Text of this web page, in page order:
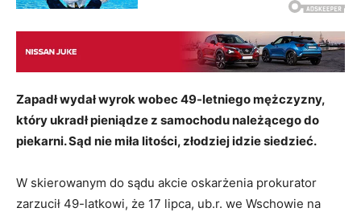
Zapadł wydał wyrok wobec 49-letniego mężczyzny,
który ukradł pieniądze z samochodu należącego do
piekarni. Sąd nie miła litości, złodziej idzie siedzieć.
W skierowanym do sądu akcie oskarżenia prokurator
zarzucił 49-latkowi, że 17 lipca, ub.r. we Wschowie na